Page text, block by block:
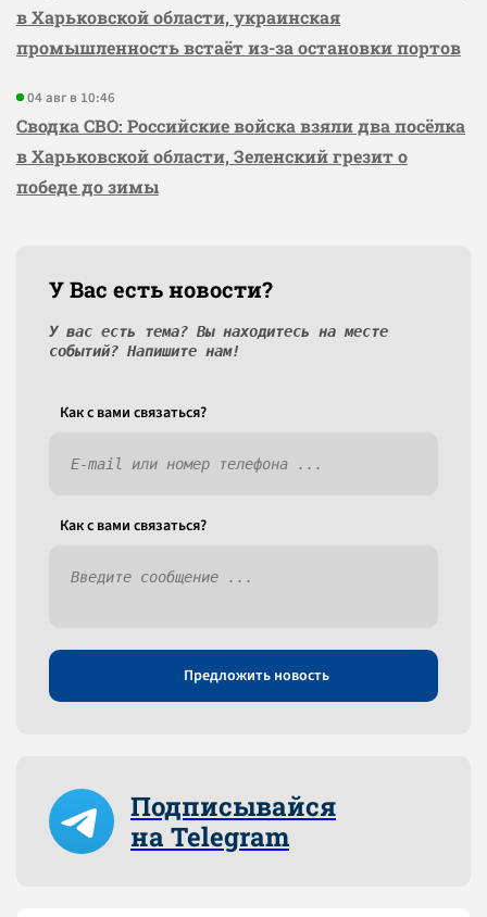
в Харьковской области, украинская
промышленность встаёт из-за остановки портов
04 авг в 10:46
Сводка СВО: Российские войска взяли два посёлка
в Харьковской области, Зеленский грезит о
победе до зимы
У Вас есть новости?
У вас есть тема? Вы находитесь на месте
событий? Напишите нам!
Как c вами связаться?
Как c вами связаться?
Предложить новость
Подписывайся
на Telegram